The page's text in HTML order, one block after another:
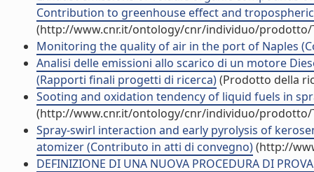
Contribution to greenhouse effect and
(http://www.cnr.it/ontology/cnr/individuo/prodotto/
Monitoring the quality of air in the port of Naples
Analisi delle emissioni allo scarico di un motore
(Rapporti finali progetti di ricerca)(Prodotto della
Sooting and oxidation tendency of liquid fuels in
(http://www.cnr.it/ontology/cnr/individuo/prodotto/
Spray-swirl interaction and early pyrolysis of
atomizer (Contributo in atti di convegno)(http://
DEFINIZIONE DI UNA NUOVA PROCEDURA DI